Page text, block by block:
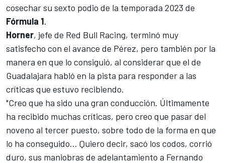
cosechar su sexto podio de la temporada 2023 de
Fórmula 1.
Horner, jefe de Red Bull Racing, terminó muy
satisfecho con el avance de Pérez, pero también por la
manera en que lo consiguió, al considerar que el de
Guadalajara habló en la pista para responder a las
críticas que estuvo recibiendo.
"Creo que ha sido una gran conducción. Últimamente
ha recibido muchas críticas, pero creo que pasar del
noveno al tercer puesto, sobre todo de la forma en que
lo ha conseguido... Quiero decir, sacó los codos, corrió
duro, sus maniobras de adelantamiento a Fernando